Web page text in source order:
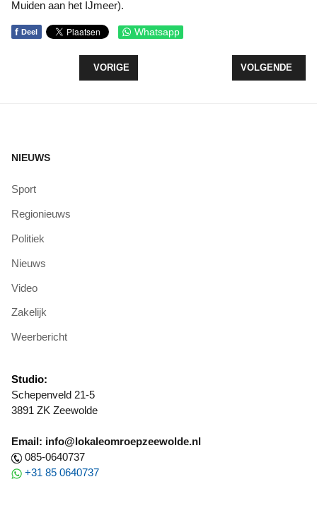
Muiden aan het IJmeer).
f Deel Whatsapp
VORIG ARTIKEL: KINDEROPVANG VIERT 50-
VORIGE VOLGENDE
VOLGENDE
NIEUWS
Sport
Regionieuws
Politiek
Nieuws
Video
Zakelijk
Weerbericht
Studio:
Schepenveld 21-5
3891 ZK Zeewolde
Email: info@lokaleomroepzeewolde.nl
085-0640737
+31 85 0640737